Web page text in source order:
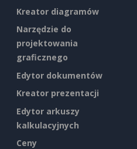
Kreator diagramów
Narzędzie do
projektowania
graficznego
Edytor dokumentów
Kreator prezentacji
Edytor arkuszy
kalkulacyjnych
Ceny